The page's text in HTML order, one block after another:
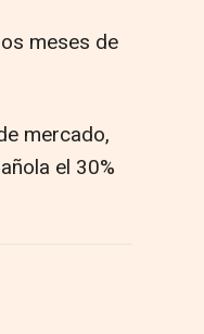
meses de
mercado,
el 30%